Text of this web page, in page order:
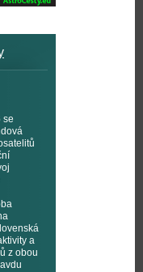
se
a
z obou